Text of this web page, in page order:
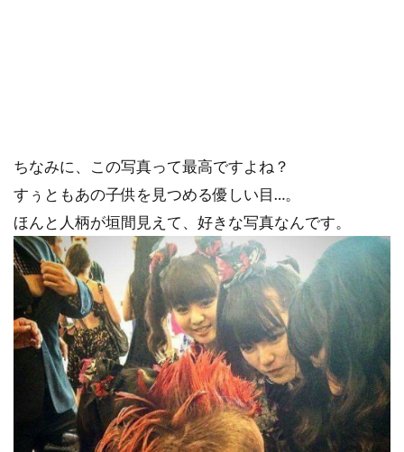
ちなみに、この写真って最高ですよね？
すぅともあの子供を見つめる優しい目…。
ほんと人柄が垣間見えて、好きな写真なんです。